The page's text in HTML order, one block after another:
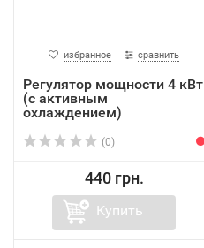
избранное сравнить
Регулятор мощности 4 кВт
(с активным
охлаждением)
(0)
440 грн.
Купить